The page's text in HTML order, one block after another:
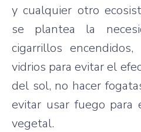
y cualquier otro
se plantea la
cigarrillos
vidrios para evitar el
del sol, no hacer
evitar usar fuego para
vegetal.